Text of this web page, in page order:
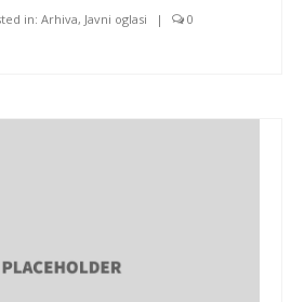
in: Arhiva, Javni oglasi | 0